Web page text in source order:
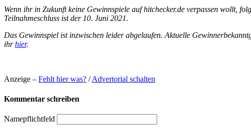
Wenn ihr in Zukunft keine Gewinnspiele auf hitchecker.de verpassen wollt,
Teilnahmeschluss ist der 10. Juni 2021.
Das Gewinnspiel ist inzwischen leider abgelaufen. Aktuelle
ihrhier.
Anzeige – Fehlt hier was? /Advertorial schalten
Kommentar schreiben
Namepflichtfeld